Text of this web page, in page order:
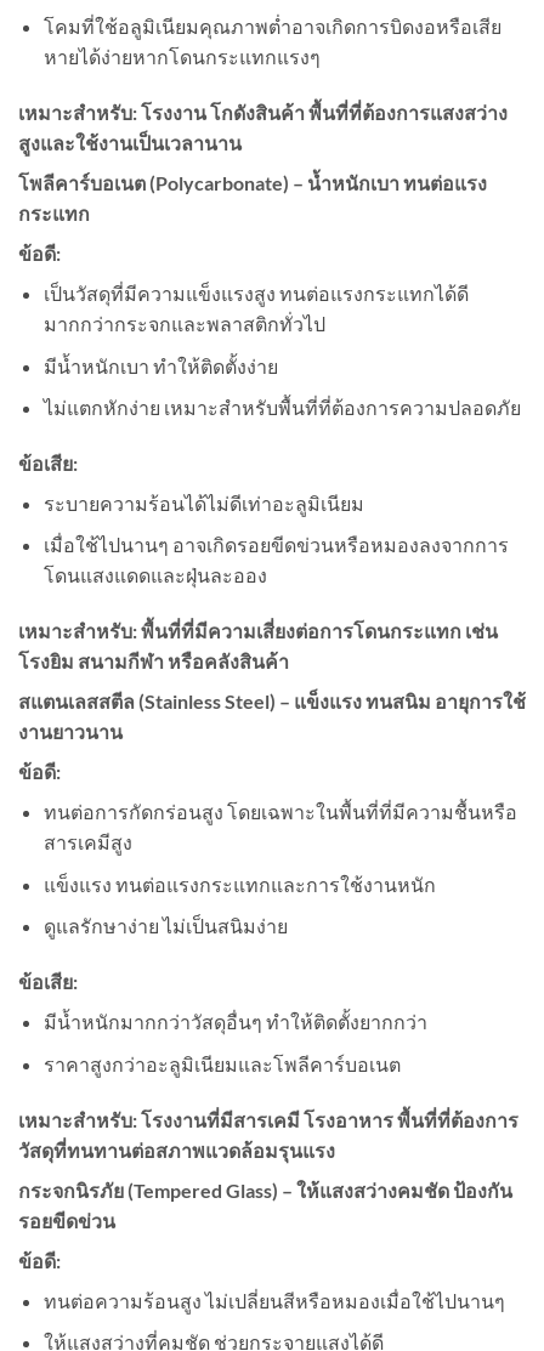
โคมที่ใช้อลูมิเนียมคุณภาพต่ำอาจเกิดการบิดงอหรือเสีย
หายได้ง่ายหากโดนกระแทกแรงๆ
เหมาะสำหรับ: โรงงาน โกดังสินค้า พื้นที่ที่ต้องการแสงสว่าง
สูงและใช้งานเป็นเวลานาน
โพลีคาร์บอเนต (Polycarbonate) – น้ำหนักเบา ทนต่อแรง
กระแทก
ข้อดี:
เป็นวัสดุที่มีความแข็งแรงสูง ทนต่อแรงกระแทกได้ดี
มากกว่ากระจกและพลาสติกทั่วไป
มีน้ำหนักเบา ทำให้ติดตั้งง่าย
ไม่แตกหักง่าย เหมาะสำหรับพื้นที่ที่ต้องการความปลอดภัย
ข้อเสีย:
ระบายความร้อนได้ไม่ดีเท่าอะลูมิเนียม
เมื่อใช้ไปนานๆ อาจเกิดรอยขีดข่วนหรือหมองลงจากการ
โดนแสงแดดและฝุ่นละออง
เหมาะสำหรับ: พื้นที่ที่มีความเสี่ยงต่อการโดนกระแทก เช่น
โรงยิม สนามกีฬา หรือคลังสินค้า
สแตนเลสสตีล (Stainless Steel) – แข็งแรง ทนสนิม อายุการใช้
งานยาวนาน
ข้อดี:
ทนต่อการกัดกร่อนสูง โดยเฉพาะในพื้นที่ที่มีความชื้นหรือ
สารเคมีสูง
แข็งแรง ทนต่อแรงกระแทกและการใช้งานหนัก
ดูแลรักษาง่าย ไม่เป็นสนิมง่าย
ข้อเสีย:
มีน้ำหนักมากกว่าวัสดุอื่นๆ ทำให้ติดตั้งยากกว่า
ราคาสูงกว่าอะลูมิเนียมและโพลีคาร์บอเนต
เหมาะสำหรับ: โรงงานที่มีสารเคมี โรงอาหาร พื้นที่ที่ต้องการ
วัสดุที่ทนทานต่อสภาพแวดล้อมรุนแรง
กระจกนิรภัย (Tempered Glass) – ให้แสงสว่างคมชัด ป้องกัน
รอยขีดข่วน
ข้อดี:
ทนต่อความร้อนสูง ไม่เปลี่ยนสีหรือหมองเมื่อใช้ไปนานๆ
ให้แสงสว่างที่คมชัด ช่วยกระจายแสงได้ดี